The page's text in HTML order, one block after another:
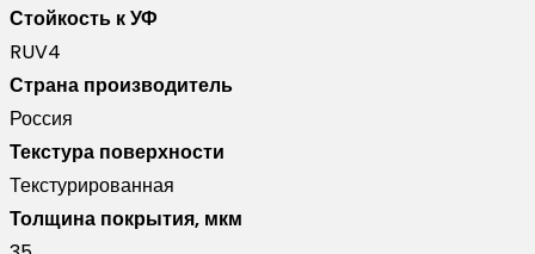
Стойкость к УФ
RUV4
Страна производитель
Россия
Текстура поверхности
Текстурированная
Толщина покрытия, мкм